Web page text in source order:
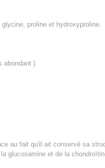
proline et hydroxyproline.
abondant )
au fait qu'il ait conservé sa
glucosamine et de la